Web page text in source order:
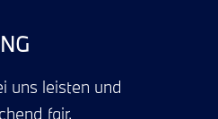
uns leisten und
fair.